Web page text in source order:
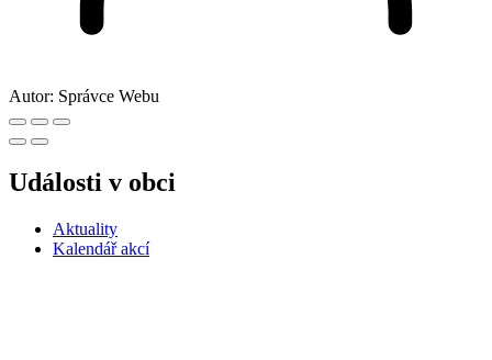
Autor: Správce Webu
Události v obci
Aktuality
Kalendář akcí